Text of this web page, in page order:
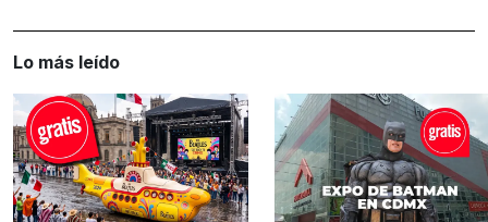
Lo más leído